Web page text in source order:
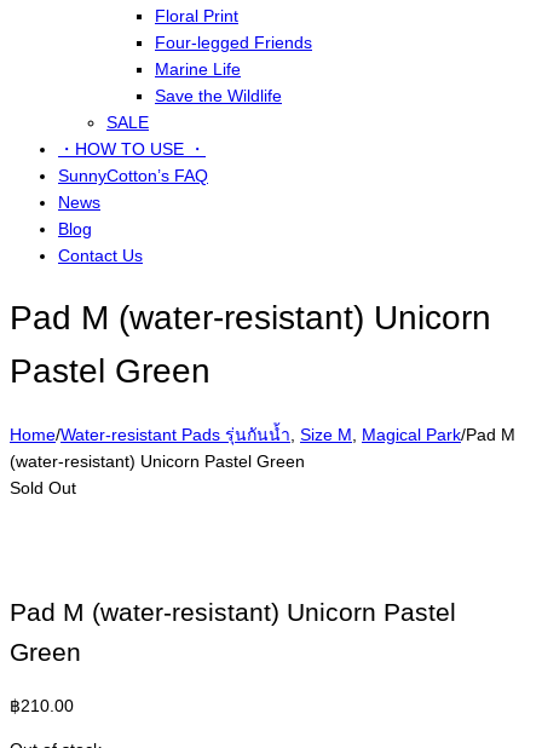
Floral Print
Four-legged Friends
Marine Life
Save the Wildlife
SALE
・HOW TO USE ・
SunnyCotton’s FAQ
News
Blog
Contact Us
Pad M (water-resistant) Unicorn
Pastel Green
Home/Water-resistant Pads รุ่นกันน้ำ Size M Magical Park/Pad M
(water-resistant) Unicorn Pastel Green
Sold Out
Pad M (water-resistant) Unicorn Pastel
Green
฿210.00